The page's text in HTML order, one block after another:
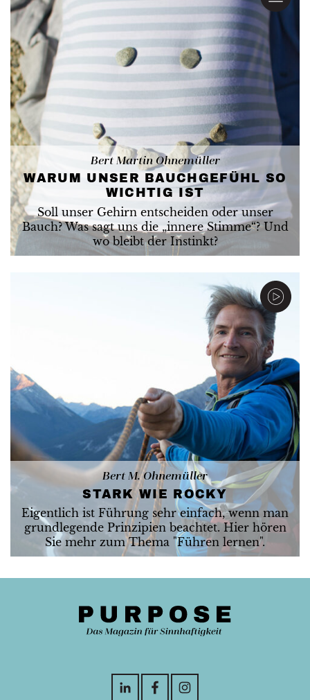
Bert Martin Ohnemüller
WARUM UNSER BAUCHGEFÜHL SO
WICHTIG IST
Soll unser Gehirn entscheiden oder unser
Bauch? Was sagt uns die „innere Stimme“? Und
wo bleibt der Instinkt?
Bert M. Ohnemüller
STARK WIE ROCKY
Eigentlich ist Führung sehr einfach, wenn man
grundlegende Prinzipien beachtet. Hier hören
Sie mehr zum Thema "Führen lernen".